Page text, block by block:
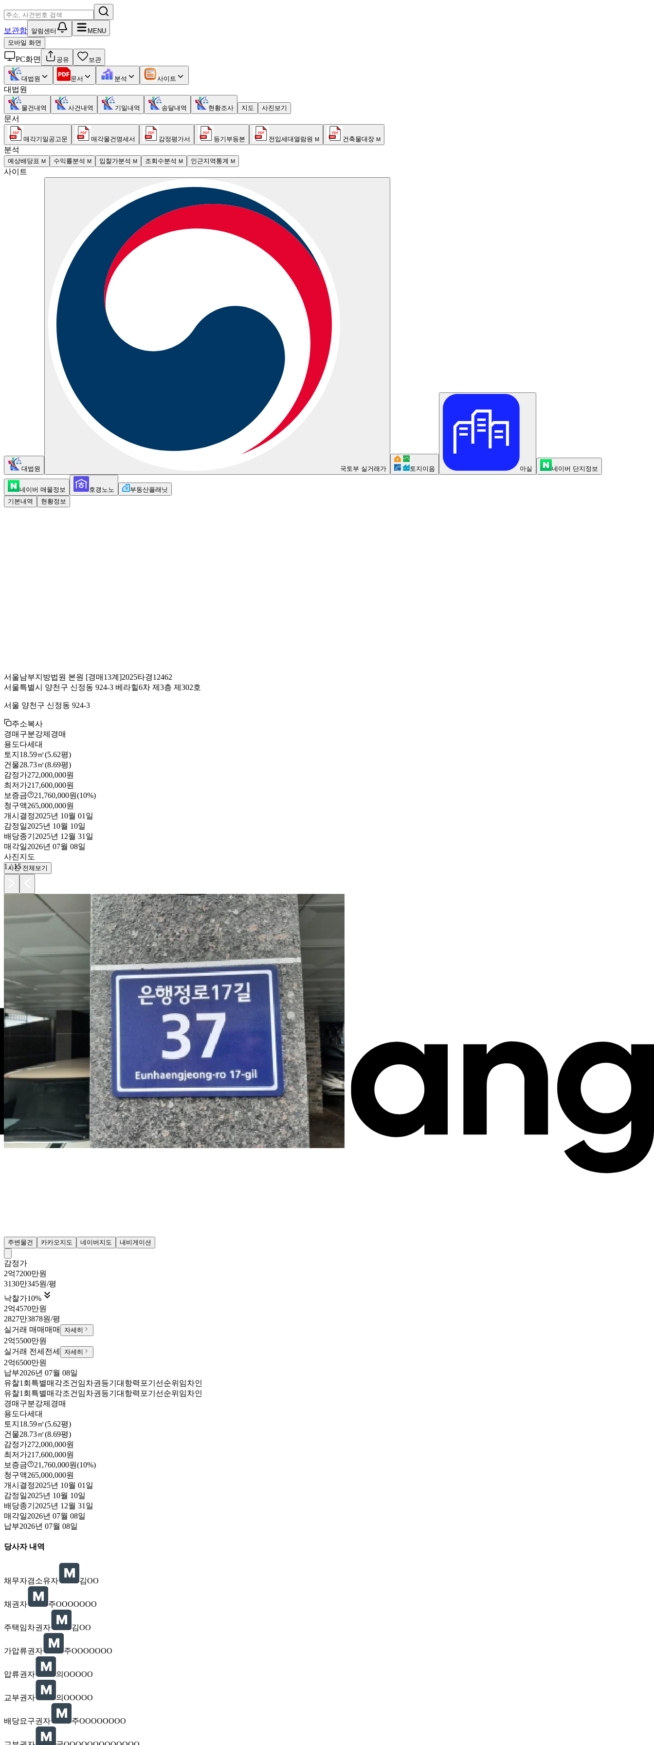
보관함 알림센터
MENU
모바일 화면
PC화면 공유 보관
대법원 문서 분석 사이트
대법원
물건내역 사건내역 기일내역 송달내역 현황조사 지도 사진보기
문서
매각기일공고문 매각물건명세서 감정평가서 등기부등본 전입세대열람원 M 건축물대장 M
분석
예상배당표 M 수익률분석 M 입찰가분석 M 조회수분석 M 인근지역통계 M
사이트
대법원 국토부 실거래가 토지이음 아실 네이버 단지정보
네이버 매물정보 호갱노노
부동산플래닛
기본내역
현황정보
서울남부지방법원 본원 [경매13계]2025타경12462
서울특별시 양천구 신정동 924-3 베라힐6차 제3층 제302호
서울 양천구 신정동 924-3
주소복사
경매구분강제경매
용도다세대
토지 18.59㎡(5.62평)
건물28.73㎡(8.69평)
감정가272,000,000원
최저가217,600,000원
보증금
21,760,000원(10%)
청구액265,000,000원
개시결정2025년 10월 01일
감정일2025년 10월 10일
배당종기 2025년 12월 31일
매각일2026년 07월 08일
사진지도
1 /15
사진 전체보기
주변물건 카카오지도 네이버지도 내비게이션
감정가
2억7200만원
3130만345원/평
낙찰가10% 
2억4570만원
2827만3878원/평
실거래 매매 매매 자세히
2억5500만원
실거래 전세 전세 자세히
2억6500만원
납부2026년 07월 08일
유찰1회 특별매각조건 임차권등기 대항력포기 선순위임차인
유찰1회 특별매각조건 임차권등기 대항력포기 선순위임차인
경매구분강제경매
용도다세대
토지 18.59㎡(5.62평)
건물28.73㎡(8.69평)
감정가272,000,000원
최저가217,600,000원
보증금
21,760,000원(10%)
청구액265,000,000원
개시결정2025년 10월 01일
감정일2025년 10월 10일
배당종기 2025년 12월 31일
매각일2026년 07월 08일
납부2026년 07월 08일
당사자 내역
채무자겸소유자 김OO
채권자 주OOOOOOO
주택임차권자 김OO
가압류권자 주OOOOOOO
압류권자 의OOOOO
교부권자 의OOOOO
배당요구권자 주OOOOOOOO